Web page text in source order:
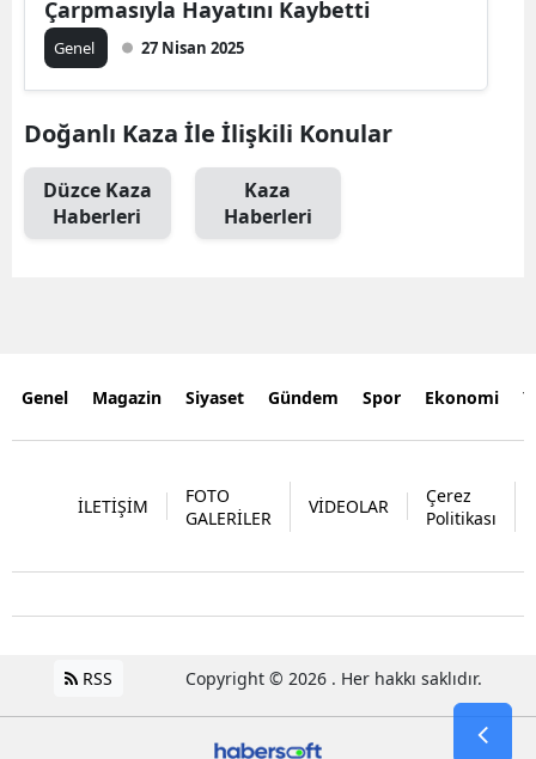
Çarpmasıyla Hayatını Kaybetti
Genel 27 Nisan 2025
Doğanlı Kaza İle İlişkili Konular
Düzce Kaza
Haberleri
Kaza
Haberleri
Genel Magazin Siyaset Gündem Spor Ekonomi
İLETİŞİM
FOTO
GALERİLER
VİDEOLAR
Çerez
Politikası
RSS Copyright © 2026 . Her hakkı saklıdır.